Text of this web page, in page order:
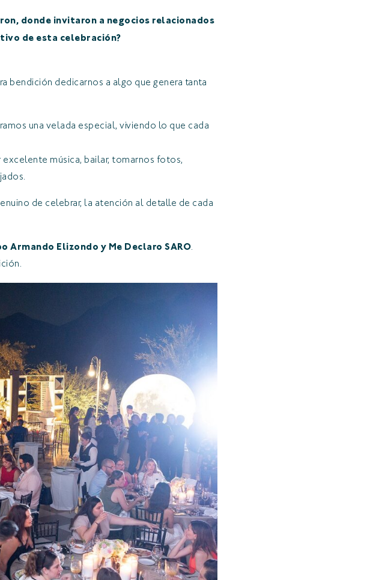
donde invitaron a negocios relacionados
de esta celebración?
bendición dedicarnos a algo que genera tanta
una velada especial, viviendo lo que cada
excelente música, bailar, tomarnos fotos,
de celebrar, la atención al detalle de cada
Armando Elizondo y Me Declaro SARO.